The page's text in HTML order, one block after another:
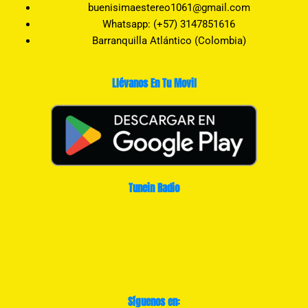
buenisimaestereo1061@gmail.com
Whatsapp: (+57) 3147851616
Barranquilla Atlántico (Colombia)
Llévanos En Tu Movil
Tunein Radio
Síguenos en: